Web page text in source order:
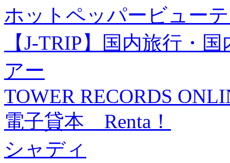
ホットペッパービュー
【J-TRIP】国内旅行・
アー
TOWER RECORDS
電子貸本 Renta！
シャディ